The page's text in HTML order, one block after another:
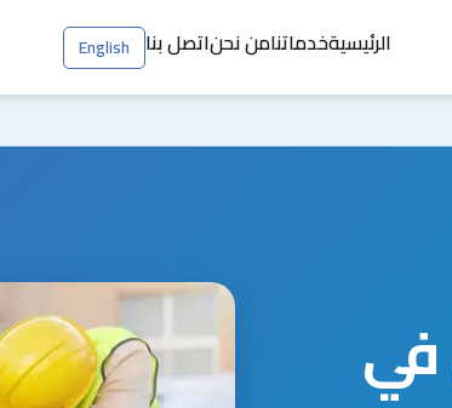
الرئيسيةخدماتنامن نحناتصل بنا English